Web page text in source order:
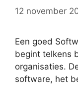
12 november
Een goed
begint telkens
organisaties.
software, het